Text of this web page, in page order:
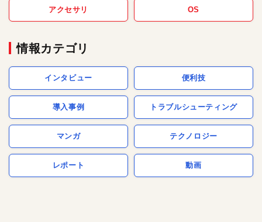
アクセサリ OS
情報カテゴリ
インタビュー 便利技
導入事例 トラブルシューティング
マンガ テクノロジー
レポート 動画